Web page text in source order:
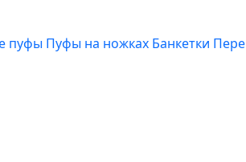
пуфы Пуфы на ножках Банкетки